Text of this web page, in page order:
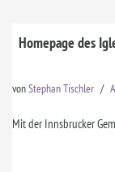
Homepage des
vonStephan Tischler
Mit der Innsbrucker